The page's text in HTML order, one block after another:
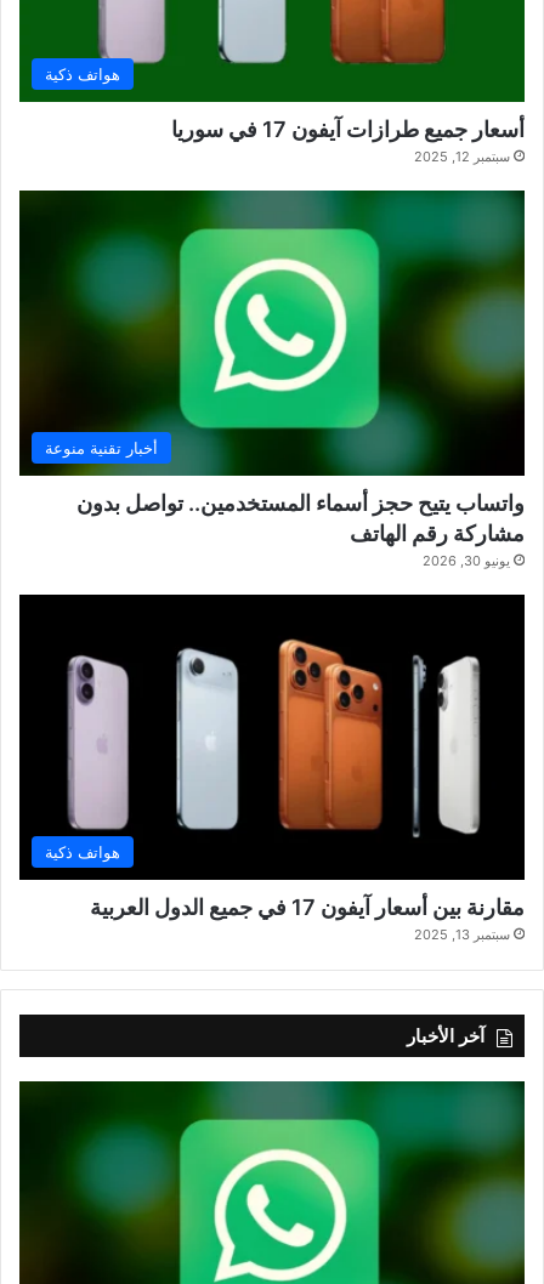
هواتف ذكية
أسعار جميع طرازات آيفون 17 في سوريا
سبتمبر 12, 2025
أخبار تقنية منوعة
واتساب يتيح حجز أسماء المستخدمين.. تواصل بدون
مشاركة رقم الهاتف
يونيو 30, 2026
هواتف ذكية
مقارنة بين أسعار آيفون 17 في جميع الدول العربية
سبتمبر 13, 2025
آخر الأخبار